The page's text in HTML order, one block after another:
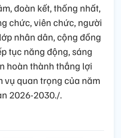
đoàn kết, thống nhất,
chức, viên chức, người
nhân dân, cộng đồng
tục năng động, sáng
hoàn thành thắng lợi
vụ quan trọng của năm
2026-2030./.